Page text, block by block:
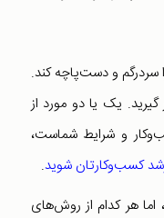
سردرگم و دست‌پاچه کند.
یک یا دو مورد از
و شرایط شماست،
کسب‌وکارتان شوید.
اما هر کدام از روش‌های